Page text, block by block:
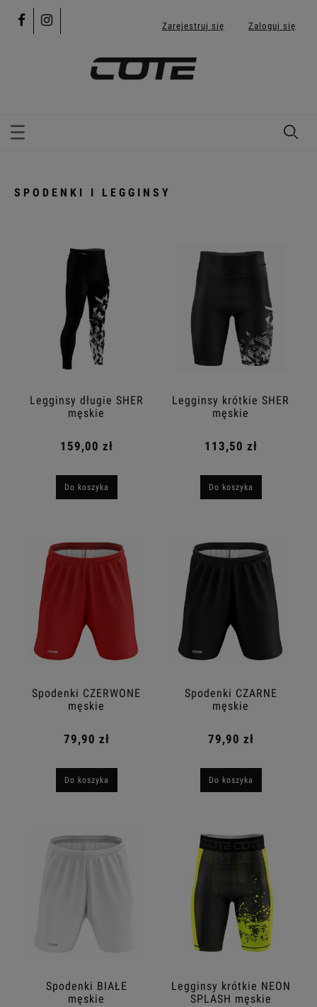
Zarejestruj się Zaloguj się
SPODENKI I LEGGINSY
Legginsy długie SHER
męskie
159,00 zł
Do koszyka
Legginsy krótkie SHER
męskie
113,50 zł
Do koszyka
Spodenki CZERWONE
męskie
79,90 zł
Do koszyka
Spodenki CZARNE
męskie
79,90 zł
Do koszyka
Spodenki BIAŁE
męskie
Legginsy krótkie NEON
SPLASH męskie